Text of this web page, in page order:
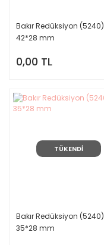
Bakır Redüksiyon (5240)
42*28 mm
0,00 TL
TÜKENDİ
Bakır Redüksiyon (5240)
35*28 mm